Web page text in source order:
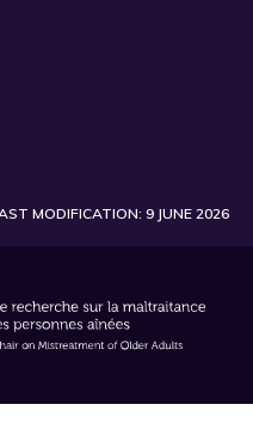
MODIFICATION: 9 JUNE 2026